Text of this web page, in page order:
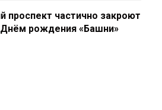
проспект частично закроют
Днём рождения «Башни»